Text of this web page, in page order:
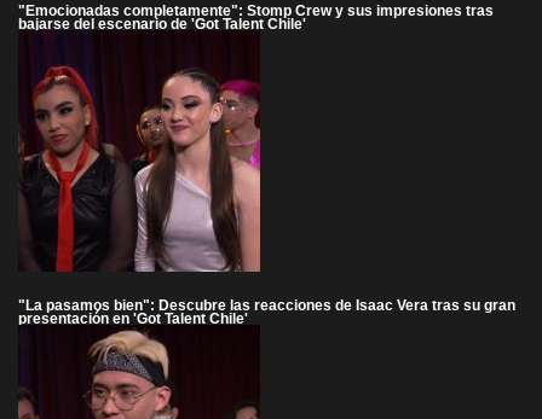
"Emocionadas completamente": Stomp Crew y sus impresiones tras
bajarse del escenario de 'Got Talent Chile'
"La pasamos bien": Descubre las reacciones de Isaac Vera tras su gran
presentación en 'Got Talent Chile'